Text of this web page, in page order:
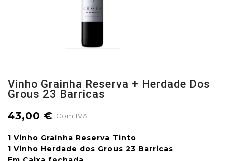
Vinho Grainha Reserva + Herdade Dos
Grous 23 Barricas
43,00 € Com IVA
1 Vinho Graínha Reserva Tinto
1 Vinho Herdade dos Grous 23 Barricas